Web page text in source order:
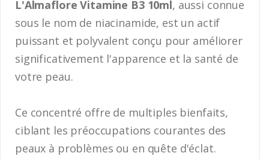
L'Almaflore Vitamine B3 10ml, aussi connue
sous le nom de niacinamide, est un actif
puissant et polyvalent conçu pour améliorer
significativement l'apparence et la santé de
votre peau.
Ce concentré offre de multiples bienfaits,
ciblant les préoccupations courantes des
peaux à problèmes ou en quête d'éclat.